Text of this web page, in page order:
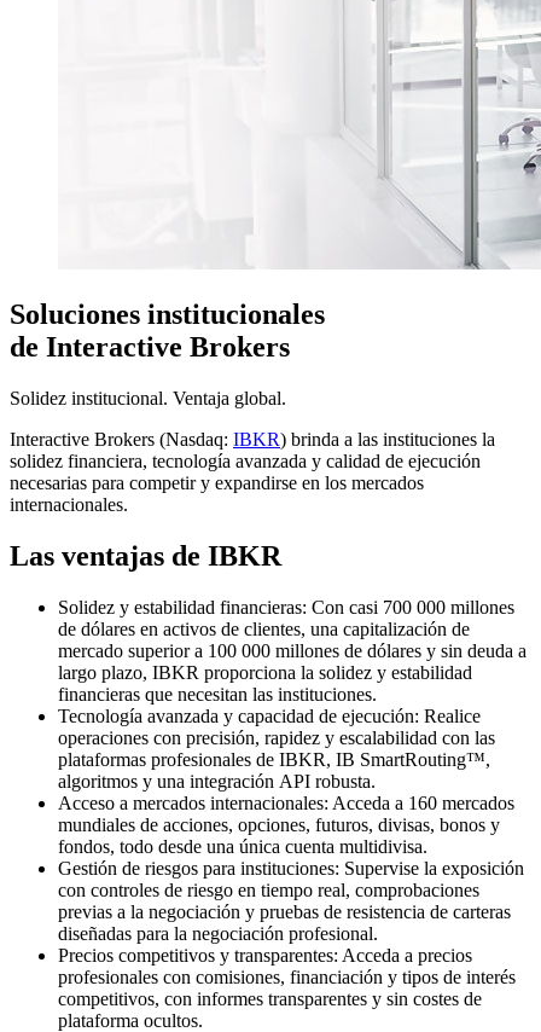
Soluciones institucionales
de Interactive Brokers
Solidez institucional. Ventaja global.
Interactive Brokers (Nasdaq: IBKR) brinda a las instituciones la
solidez financiera, tecnología avanzada y calidad de ejecución
necesarias para competir y expandirse en los mercados
internacionales.
Las ventajas de IBKR
Solidez y estabilidad financieras: Con casi 700 000 millones
de dólares en activos de clientes, una capitalización de
mercado superior a 100 000 millones de dólares y sin deuda a
largo plazo, IBKR proporciona la solidez y estabilidad
financieras que necesitan las instituciones.
Tecnología avanzada y capacidad de ejecución: Realice
operaciones con precisión, rapidez y escalabilidad con las
plataformas profesionales de IBKR, IB SmartRouting™,
algoritmos y una integración API robusta.
Acceso a mercados internacionales: Acceda a 160 mercados
mundiales de acciones, opciones, futuros, divisas, bonos y
fondos, todo desde una única cuenta multidivisa.
Gestión de riesgos para instituciones: Supervise la exposición
con controles de riesgo en tiempo real, comprobaciones
previas a la negociación y pruebas de resistencia de carteras
diseñadas para la negociación profesional.
Precios competitivos y transparentes: Acceda a precios
profesionales con comisiones, financiación y tipos de interés
competitivos, con informes transparentes y sin costes de
plataforma ocultos.